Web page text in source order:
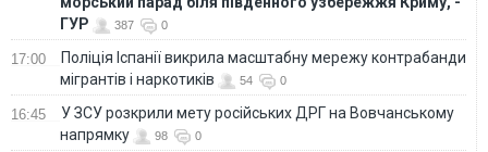
ГУР
387 0
17:00
Поліція Іспанії викрила масштабну мережу контрабанди
мігрантів і наркотиків
54 0
16:45
У ЗСУ розкрили мету російських ДРГ на Вовчанському
напрямку
98 0